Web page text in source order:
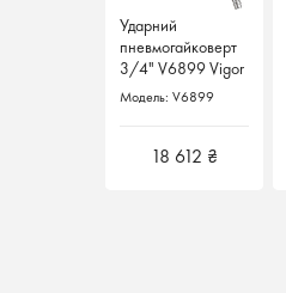
Ударний
пневмогайковерт
3/4" V6899 Vigor
Німеччина
Модель: V6899
18 612 ₴
Ударний
пневмогайковерт
3/4" V6899 Vigor
Німеччина
Модель: V6899
18 612 ₴